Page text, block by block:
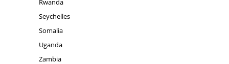
Rwanda
Seychelles
Somalia
Uganda
Zambia